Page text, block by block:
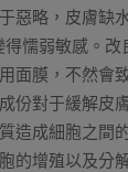
惡略，皮膚缺
懦弱敏感。
面膜，不然會
份對于緩解皮
造成細胞之間
的增殖以及分